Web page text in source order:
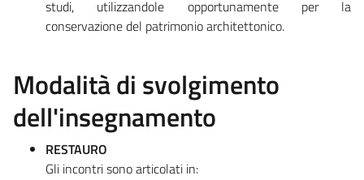
studi, utilizzandole opportunamente per la
conservazione del patrimonio architettonico.
Modalità di svolgimento
dell'insegnamento
RESTAURO
Gli incontri sono articolati in: